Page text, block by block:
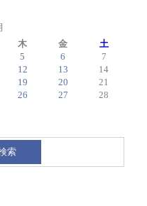
木 金
土
5 6
7
12 13
14
19 20
21
26 27
28
索